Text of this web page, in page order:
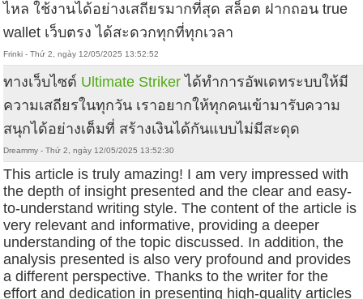
ไหล ใช้งานได้อย่างเสถียรมากที่สุด สล็อต ฝากถอน true
wallet เว็บตรง ได้สะดวกทุกที่ทุกเวลา
Frinki - Thứ 2, ngày 12/05/2025 13:52:52
ทางเว็บไซต์ Ultimate Striker ได้ทำการอัพเดทระบบให้มี
ความเสถียรในทุกวัน เราอยากให้ทุกคนเข้ามารับความ
สนุกได้อย่างเต็มที่ สร้างเงินได้กันแบบไม่มีสะดุด
Dreammy - Thứ 2, ngày 12/05/2025 13:52:30
This article is truly amazing! I am very impressed with
the depth of insight presented and the clear and easy-
to-understand writing style. The content of the article is
very relevant and informative, providing a deeper
understanding of the topic discussed. In addition, the
analysis presented is also very profound and provides
a different perspective. Thanks to the writer for the
effort and dedication in presenting high-quality articles